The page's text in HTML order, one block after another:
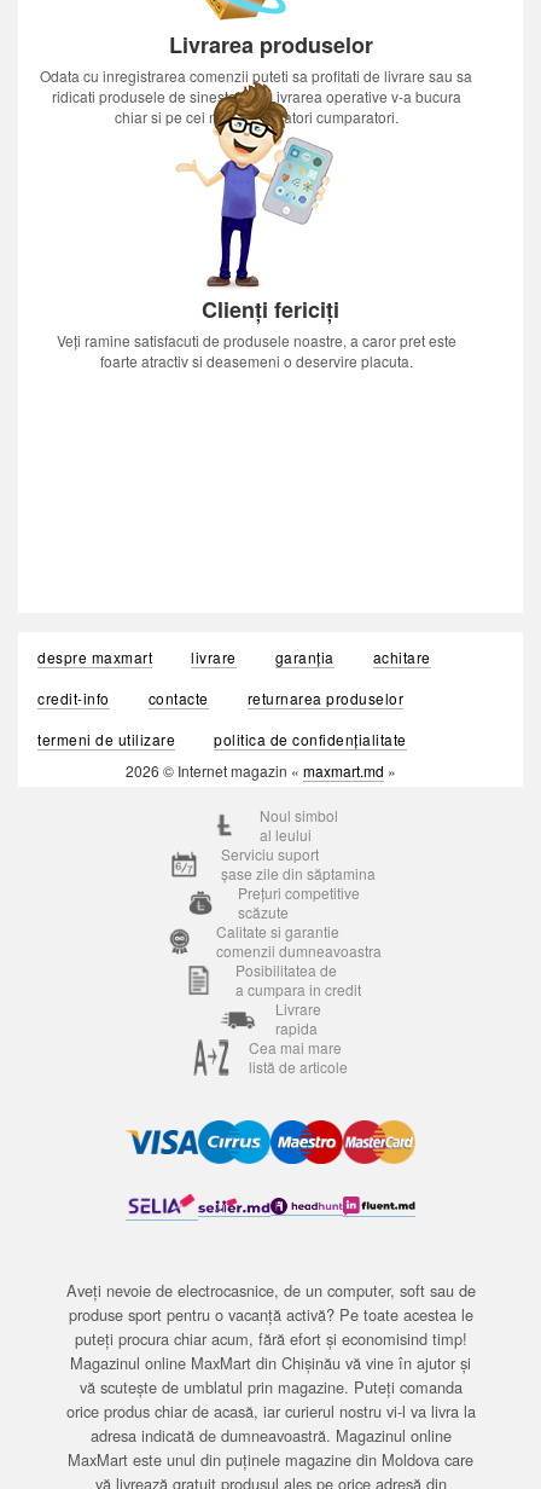
Livrarea produselor
Odata cu inregistrarea comenzii puteti sa profitati de livrare sau sa
ridicati produsele de sinestatator.Livrarea operative v-a bucura
chiar si pe cei mai nerabdatori cumparatori.
Clienți fericiți
Veți ramine satisfacuti de produsele noastre, a caror pret este
foarte atractiv si deasemeni o deservire placuta.
despre maxmart livrare garanția
achitare
credit-info
contacte
returnarea produselor
termeni de utilizare
politica de confidențialitate
2026 © Internet magazin « maxmart.md »
Noul simbol
al leului
Serviciu suport
șase zile din săptamina
Prețuri competitive
scăzute
Calitate si garantie
comenzii dumneavoastra
Posibilitatea de
a cumpara in credit
Livrare
rapida
Cea mai mare
listă de articole
Aveți nevoie de electrocasnice, de un computer, soft sau de
produse sport pentru o vacanță activă? Pe toate acestea le
puteți procura chiar acum, fără efort și economisind timp!
Magazinul online MaxMart din Chișinău vă vine în ajutor și
vă scutește de umblatul prin magazine. Puteți comanda
orice produs chiar de acasă, iar curierul nostru vi-l va livra la
adresa indicată de dumneavoastră. Magazinul online
MaxMart este unul din puținele magazine din Moldova care
vă livrează gratuit produsul ales pe orice adresă din